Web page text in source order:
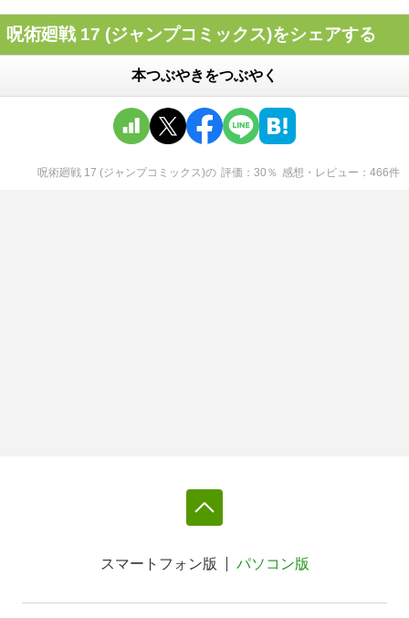
呪術廻戦 17 (ジャンプコミックス)をシェアする
本つぶやきをつぶやく
呪術廻戦 17 (ジャンプコミックス)の 評価 30 ％ 感想・レビュー 466件
スマートフォン版 パソコン版